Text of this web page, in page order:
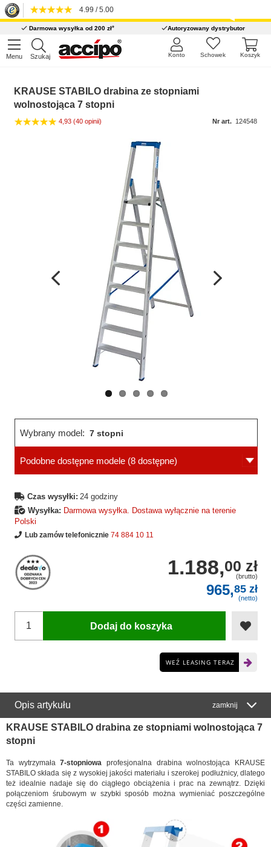
4.99 / 5.00
Darmowa wysyłka od 200 zł* Autoryzowany dystrybutor
Menu Szukaj Koszyk
Schowek
Konto
KRAUSE STABILO drabina ze stopniami
wolnostojąca 7 stopni
4,93 (40 opinii) Nr art. 124548
Wybrany model: 7 stopni
Podobne dostępne modele (8 dostępne)
Czas wysyłki: 24 godziny
Wysyłka: Darmowa wysyłka. Dostawa wyłącznie na terenie
Polski
Lub zamów telefonicznie 74 884 10 11
1.188,00 zł
(brutto)
965,85 zł
(netto)
Dodaj do koszyka
WEŹ LEASING TERAZ
Opis artykułu zamknij
KRAUSE STABILO drabina ze stopniami wolnostojąca 7
stopni
Ta wytrzymała7-stopniowa profesjonalna drabina wolnostojąca KRAUSE
STABILO składa się z wysokiej jakości materiału i szerokej podłużnicy, dlatego
też idealnie nadaje się do ciągłego obciążenia i prac na zewnątrz. Dzięki
połączeniom śrubowym w szybki sposób można wymieniać poszczególne
części zamienne.